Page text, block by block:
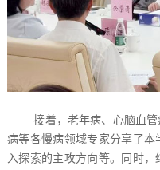
接着，老年病、心脑血管
病等各慢病领域专家分享了
入探索的主攻方向等。同时